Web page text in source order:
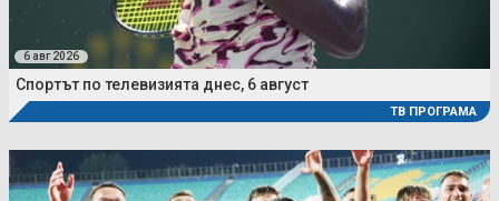
6 авг 2026
Спортът по телевизията днес, 6 август
ТВ ПРОГРАМА